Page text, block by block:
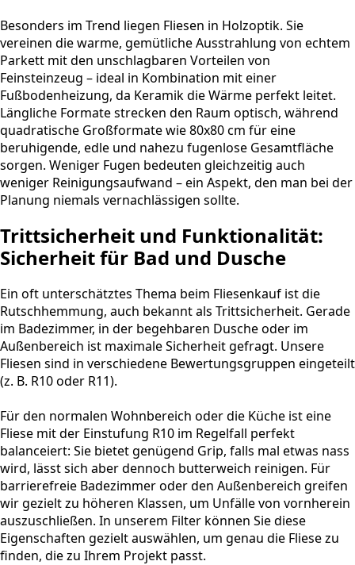
Besonders im Trend liegen Fliesen in Holzoptik. Sie
vereinen die warme, gemütliche Ausstrahlung von echtem
Parkett mit den unschlagbaren Vorteilen von
Feinsteinzeug – ideal in Kombination mit einer
Fußbodenheizung, da Keramik die Wärme perfekt leitet.
Längliche Formate strecken den Raum optisch, während
quadratische Großformate wie 80x80 cm für eine
beruhigende, edle und nahezu fugenlose Gesamtfläche
sorgen. Weniger Fugen bedeuten gleichzeitig auch
weniger Reinigungsaufwand – ein Aspekt, den man bei der
Planung niemals vernachlässigen sollte.
Trittsicherheit und Funktionalität:
Sicherheit für Bad und Dusche
Ein oft unterschätztes Thema beim Fliesenkauf ist die
Rutschhemmung, auch bekannt als Trittsicherheit. Gerade
im Badezimmer, in der begehbaren Dusche oder im
Außenbereich ist maximale Sicherheit gefragt. Unsere
Fliesen sind in verschiedene Bewertungsgruppen eingeteilt
(z. B. R10 oder R11).
Für den normalen Wohnbereich oder die Küche ist eine
Fliese mit der Einstufung R10 im Regelfall perfekt
balanceiert: Sie bietet genügend Grip, falls mal etwas nass
wird, lässt sich aber dennoch butterweich reinigen. Für
barrierefreie Badezimmer oder den Außenbereich greifen
wir gezielt zu höheren Klassen, um Unfälle von vornherein
auszuschließen. In unserem Filter können Sie diese
Eigenschaften gezielt auswählen, um genau die Fliese zu
finden, die zu Ihrem Projekt passt.